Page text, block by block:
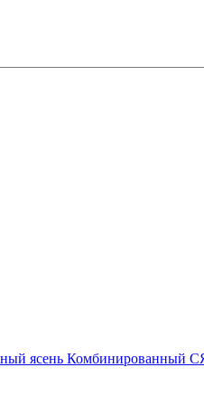
ясень Комбинированный